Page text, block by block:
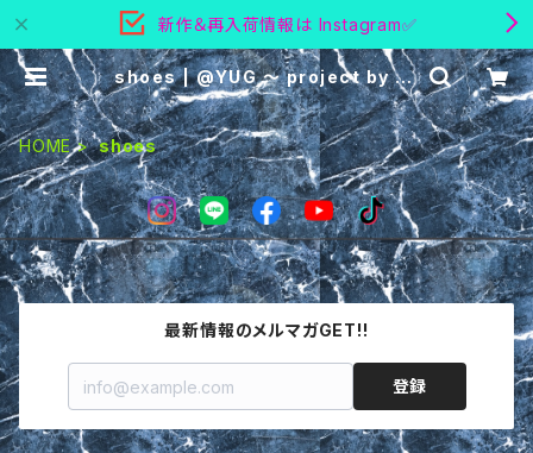
新作＆再入荷情報は Instagram✅
shoes | @YUG ～ project by yu
gstyle
HOME shoes
最新情報のメルマガGET!!
登録